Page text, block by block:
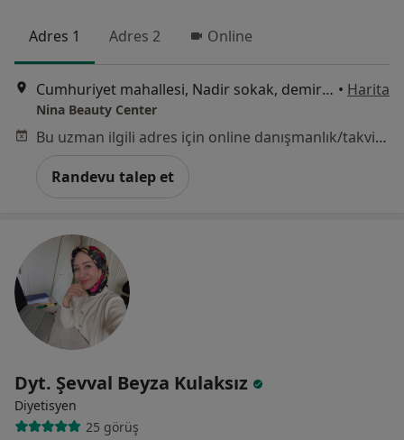
Adres 1 Adres 2 Online
Cumhuriyet mahallesi, Nadir sokak, demir Romance Sitesi, no 3 elmas 8 dükkan Nina Beauty center, İstanbul • Harita
Nina Beauty Center
Bu uzman ilgili adres için online danışmanlık/takvim sunmuyor.
Randevu talep et
Dyt. Şevval Beyza Kulaksız
Diyetisyen
25 görüş